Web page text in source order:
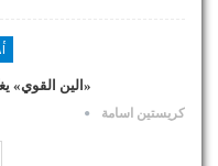
«الين القوي»
كريستين اسامة